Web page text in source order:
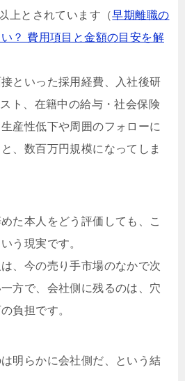
上とされています（早期離職の
？ 費用項目と金額の目安を解
といった採用経費、入社後研
ト、在籍中の給与・社会保険
産性低下や周囲のフォローに
、数百万円規模になってしま
た本人をどう評価しても、こ
う現実です。
、今の売り手市場のなかで次
方で、会社側に残るのは、穴
負担です。
明らかに会社側だ、という結